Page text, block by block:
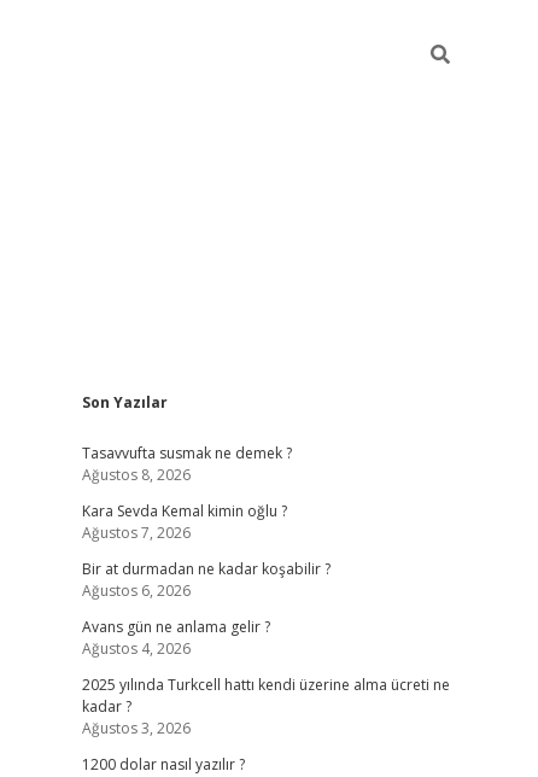
Sidebar
Son Yazılar
Tasavvufta susmak ne demek ?
Ağustos 8, 2026
Kara Sevda Kemal kimin oğlu ?
Ağustos 7, 2026
Bir at durmadan ne kadar koşabilir ?
Ağustos 6, 2026
Avans gün ne anlama gelir ?
Ağustos 4, 2026
2025 yılında Turkcell hattı kendi üzerine alma ücreti ne
kadar ?
Ağustos 3, 2026
1200 dolar nasıl yazılır ?